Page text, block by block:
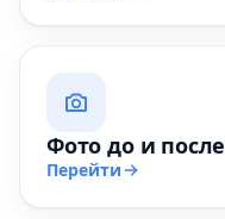
Фото до и после
Перейти